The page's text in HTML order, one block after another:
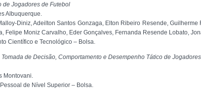
de Jogadores de Futebol
Albuquerque.
Diniz, Adeilton Santos Gonzaga, Elton Ribeiro Resende,
Felipe Moniz Carvalho, Eder Gonçalves, Fernanda Resende Lobato,
Científico e Tecnológico – Bolsa.
de Decisão, Comportamento e Desempenho Tático de
Montovani.
de Nível Superior – Bolsa.